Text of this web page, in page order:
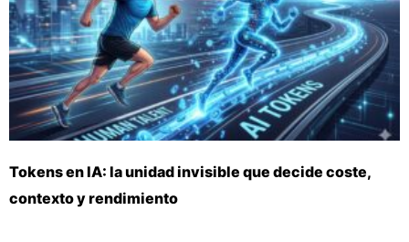
Tokens en IA: la unidad invisible que decide coste,
contexto y rendimiento